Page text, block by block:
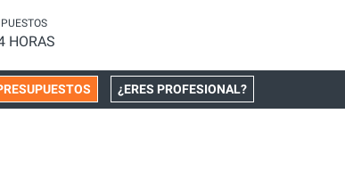
HORAS
¿ERES PROFESIONAL?